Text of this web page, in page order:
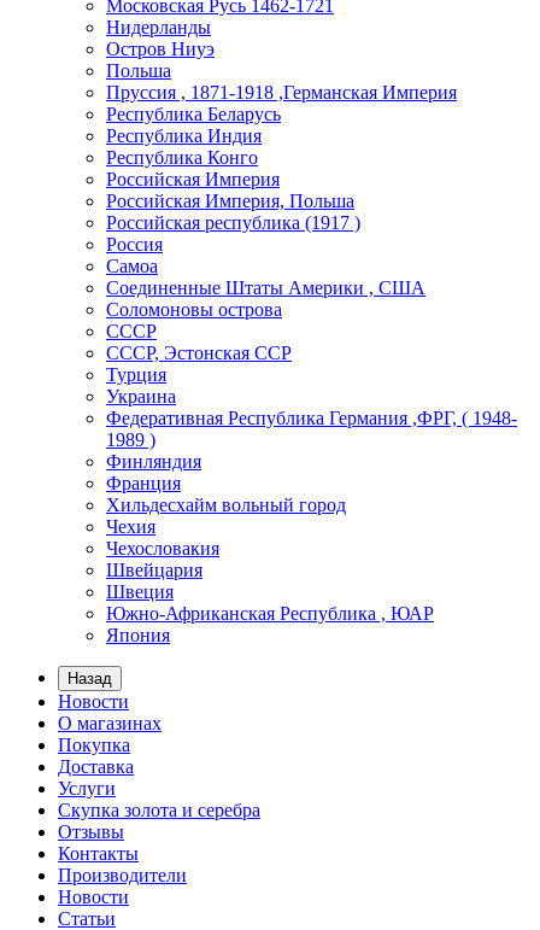
Московская Русь 1462-1721
Нидерланды
Остров Ниуэ
Польша
Пруссия , 1871-1918 ,Германская Империя
Республика Беларусь
Республика Индия
Республика Конго
Российская Империя
Российская Империя, Польша
Российская республика (1917 )
Россия
Самоа
Соединенные Штаты Америки , США
Соломоновы острова
СССР
СССР, Эстонская ССР
Турция
Украина
Федеративная Республика Германия ,ФРГ, ( 1948-
1989 )
Финляндия
Франция
Хильдесхайм вольный город
Чехия
Чехословакия
Швейцария
Швеция
Южно-Африканская Республика , ЮАР
Япония
Назад
Новости
О магазинах
Покупка
Доставка
Услуги
Скупка золота и серебра
Отзывы
Контакты
Производители
Новости
Статьи